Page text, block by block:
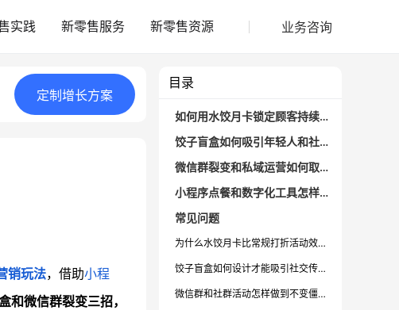
实践 新零售服务 新零售资源 业务咨询
定制 增长方案
销玩法，借助小程
和微信群裂变三招，
目录
如何用水饺月卡锁定顾客持续消费？
饺子盲盒如何吸引年轻人和社交传播？
微信群裂变和私域运营如何取得实效？
小程序点餐和数字化工具怎样助力门店自动化？
常见问题
为什么水饺月卡比常规打折活动效果更好？
饺子盲盒如何设计才能吸引社交传播？
微信群和社群活动怎样做到不变僵尸？